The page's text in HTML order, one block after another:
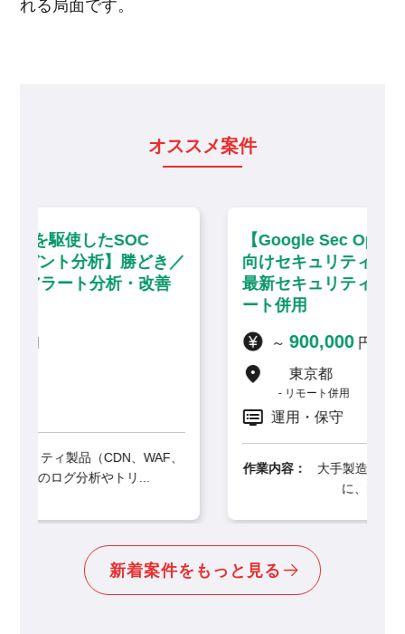
れる局面です。
オススメ案件
【Google Sec Opsを活用した大手企業
向けセキュリティ運用・分析】大手町／
最新セキュリティソリューション・リモ
作業内容：
大手製造業・建設業クライアント向け
に、最先端のSIEM製品「G...
新着案件をもっと見る